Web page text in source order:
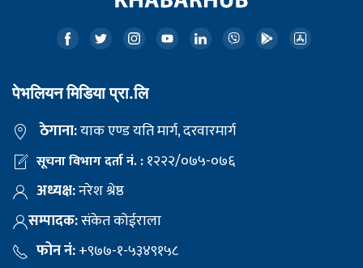
पेभलियन मिडिया प्रा.लि
ठेगाना:याक एण्ड यति मार्ग, दरवारमार्ग
सूचना विभाग दर्ता नं. :१२२२/०७५-०७६
अध्यक्ष:नरेश श्रेष्ठ
सम्पादक:संकेत कोईराला
फोन नं:+९७७-१-५३४९१५८